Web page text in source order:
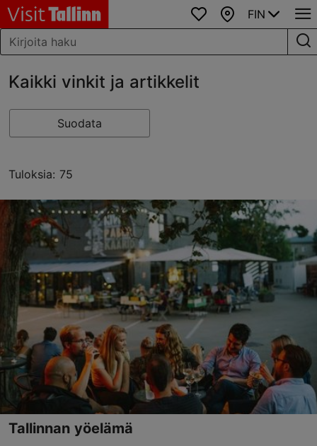
SuosikitKartta
FIN
Kaikki vinkit ja artikkelit
Suodata
Tuloksia: 75
Tallinnan yöelämä